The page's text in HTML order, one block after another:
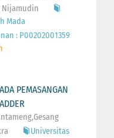
Nijamudin
Mada
: P00202001359
PEMASANGAN
Universitas